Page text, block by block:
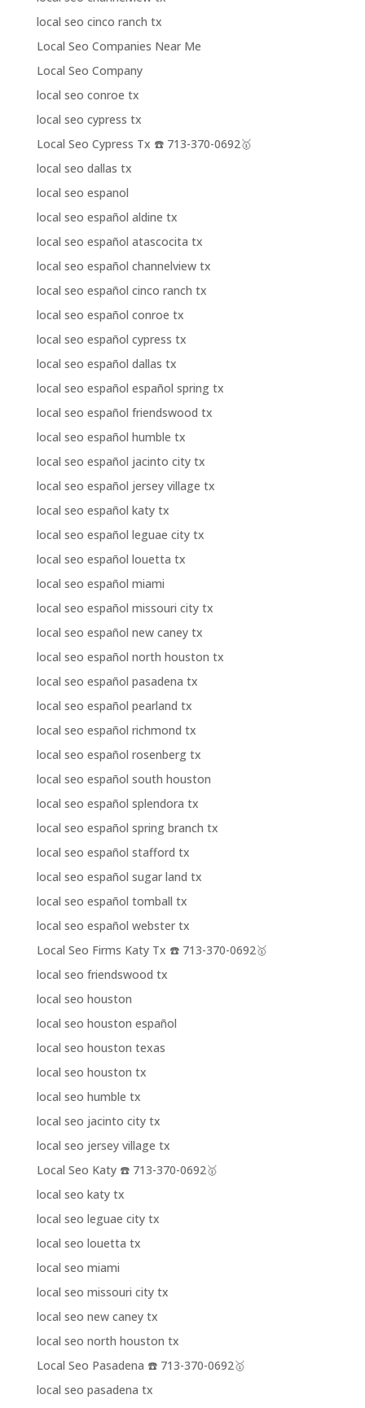
local seo cinco ranch tx
Local Seo Companies Near Me
Local Seo Company
local seo conroe tx
local seo cypress tx
Local Seo Cypress Tx ☎️ 713-370-0692🥇
local seo dallas tx
local seo espanol
local seo español aldine tx
local seo español atascocita tx
local seo español channelview tx
local seo español cinco ranch tx
local seo español conroe tx
local seo español cypress tx
local seo español dallas tx
local seo español español spring tx
local seo español friendswood tx
local seo español humble tx
local seo español jacinto city tx
local seo español jersey village tx
local seo español katy tx
local seo español leguae city tx
local seo español louetta tx
local seo español miami
local seo español missouri city tx
local seo español new caney tx
local seo español north houston tx
local seo español pasadena tx
local seo español pearland tx
local seo español richmond tx
local seo español rosenberg tx
local seo español south houston
local seo español splendora tx
local seo español spring branch tx
local seo español stafford tx
local seo español sugar land tx
local seo español tomball tx
local seo español webster tx
Local Seo Firms Katy Tx ☎️ 713-370-0692🥇
local seo friendswood tx
local seo houston
local seo houston español
local seo houston texas
local seo houston tx
local seo humble tx
local seo jacinto city tx
local seo jersey village tx
Local Seo Katy ☎️ 713-370-0692🥇
local seo katy tx
local seo leguae city tx
local seo louetta tx
local seo miami
local seo missouri city tx
local seo new caney tx
local seo north houston tx
Local Seo Pasadena ☎️ 713-370-0692🥇
local seo pasadena tx